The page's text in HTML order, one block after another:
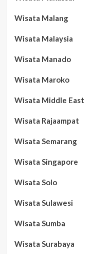
Wisata Malang
Wisata Malaysia
Wisata Manado
Wisata Maroko
Wisata Middle East
Wisata Rajaampat
Wisata Semarang
Wisata Singapore
Wisata Solo
Wisata Sulawesi
Wisata Sumba
Wisata Surabaya